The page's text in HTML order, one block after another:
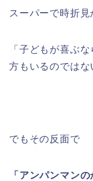
スーパーで時折見
「子どもが喜ぶ
方もいるのではな
でもその反面で
「アンパンマン